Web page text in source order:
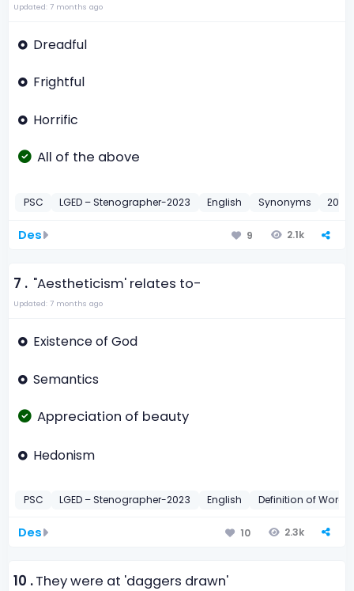
Updated: 7 months ago
Dreadful
Frightful
Horrific
All of the above
PSC LGED – Stenographer-2023 English Synonyms 2023
Des 9 2.1k
7 . "Aestheticism' relates to-
Updated: 7 months ago
Existence of God
Semantics
Appreciation of beauty
Hedonism
PSC LGED – Stenographer-2023 English Definition of Words
Des 10 2.3k
10 .They were at 'daggers drawn'